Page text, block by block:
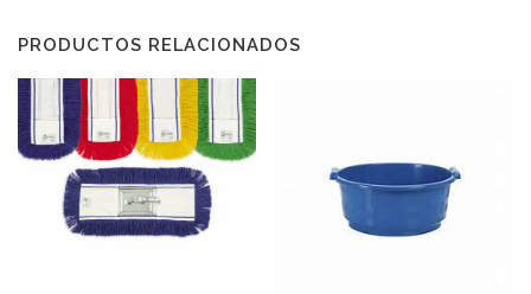
PRODUCTOS RELACIONADOS